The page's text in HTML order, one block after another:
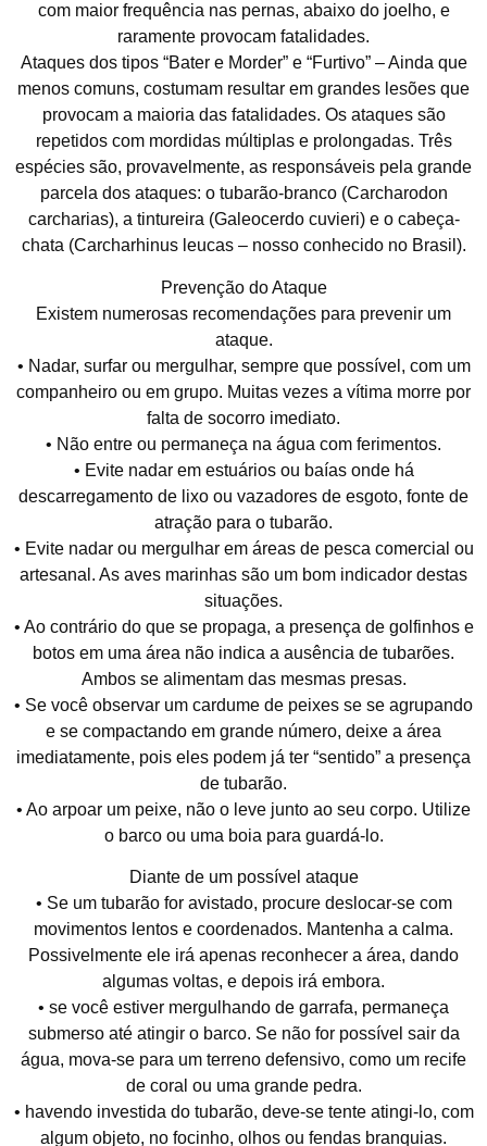
com maior frequência nas pernas, abaixo do joelho, e
raramente provocam fatalidades.
Ataques dos tipos “Bater e Morder” e “Furtivo” – Ainda que
menos comuns, costumam resultar em grandes lesões que
provocam a maioria das fatalidades. Os ataques são
repetidos com mordidas múltiplas e prolongadas. Três
espécies são, provavelmente, as responsáveis pela grande
parcela dos ataques: o tubarão-branco (Carcharodon
carcharias), a tintureira (Galeocerdo cuvieri) e o cabeça-
chata (Carcharhinus leucas – nosso conhecido no Brasil).
Prevenção do Ataque
Existem numerosas recomendações para prevenir um
ataque.
• Nadar, surfar ou mergulhar, sempre que possível, com um
companheiro ou em grupo. Muitas vezes a vítima morre por
falta de socorro imediato.
• Não entre ou permaneça na água com ferimentos.
• Evite nadar em estuários ou baías onde há
descarregamento de lixo ou vazadores de esgoto, fonte de
atração para o tubarão.
• Evite nadar ou mergulhar em áreas de pesca comercial ou
artesanal. As aves marinhas são um bom indicador destas
situações.
• Ao contrário do que se propaga, a presença de golfinhos e
botos em uma área não indica a ausência de tubarões.
Ambos se alimentam das mesmas presas.
• Se você observar um cardume de peixes se se agrupando
e se compactando em grande número, deixe a área
imediatamente, pois eles podem já ter “sentido” a presença
de tubarão.
• Ao arpoar um peixe, não o leve junto ao seu corpo. Utilize
o barco ou uma boia para guardá-lo.
Diante de um possível ataque
• Se um tubarão for avistado, procure deslocar-se com
movimentos lentos e coordenados. Mantenha a calma.
Possivelmente ele irá apenas reconhecer a área, dando
algumas voltas, e depois irá embora.
• se você estiver mergulhando de garrafa, permaneça
submerso até atingir o barco. Se não for possível sair da
água, mova-se para um terreno defensivo, como um recife
de coral ou uma grande pedra.
• havendo investida do tubarão, deve-se tente atingi-lo, com
algum objeto, no focinho, olhos ou fendas branquias.